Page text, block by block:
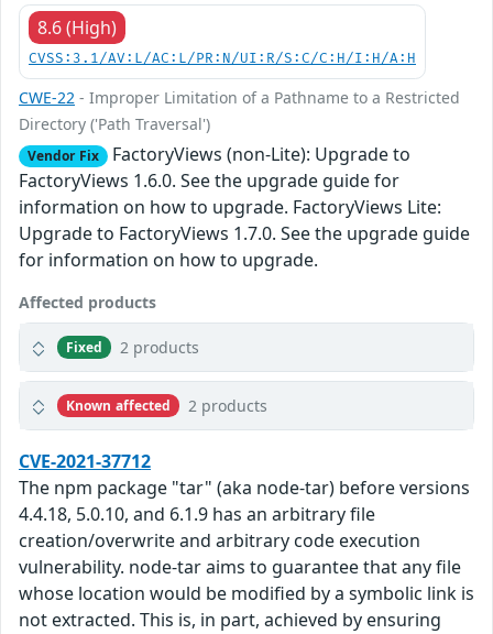
8.6 (High)
CVSS:3.1/AV:L/AC:L/PR:N/UI:R/S:C/C:H/I:H/A:H
CWE-22 - Improper Limitation of a Pathname to a Restricted
Directory ('Path Traversal')
Vendor Fix FactoryViews (non-Lite): Upgrade to
FactoryViews 1.6.0. See the upgrade guide for
information on how to upgrade. FactoryViews Lite:
Upgrade to FactoryViews 1.7.0. See the upgrade guide
for information on how to upgrade.
Affected products
Fixed 2 products
Known affected 2 products
CVE-2021-37712
The npm package "tar" (aka node-tar) before versions
4.4.18, 5.0.10, and 6.1.9 has an arbitrary file
creation/overwrite and arbitrary code execution
vulnerability. node-tar aims to guarantee that any file
whose location would be modified by a symbolic link is
not extracted. This is, in part, achieved by ensuring